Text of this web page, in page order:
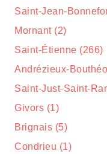
Saint-Jean-
Mornant (2)
Saint-Étienne (266)
Andrézieux-
Saint-Just-Saint-
Givors (1)
Brignais (5)
Condrieu (1)